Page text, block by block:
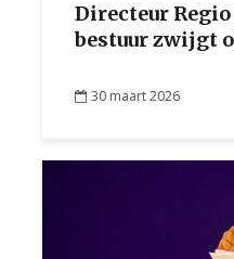
Directeur
bestuur zwijgt
30 maart 2026